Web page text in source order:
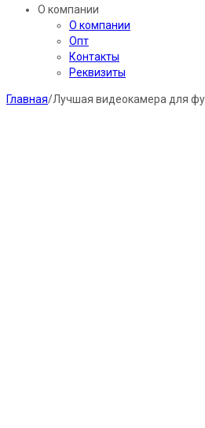
О компании
О компании
Опт
Контакты
Реквизиты
Главная/Лучшая видеокамера для